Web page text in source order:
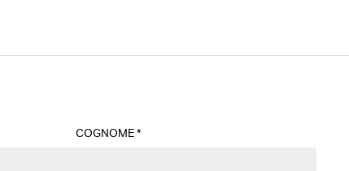
COGNOME *